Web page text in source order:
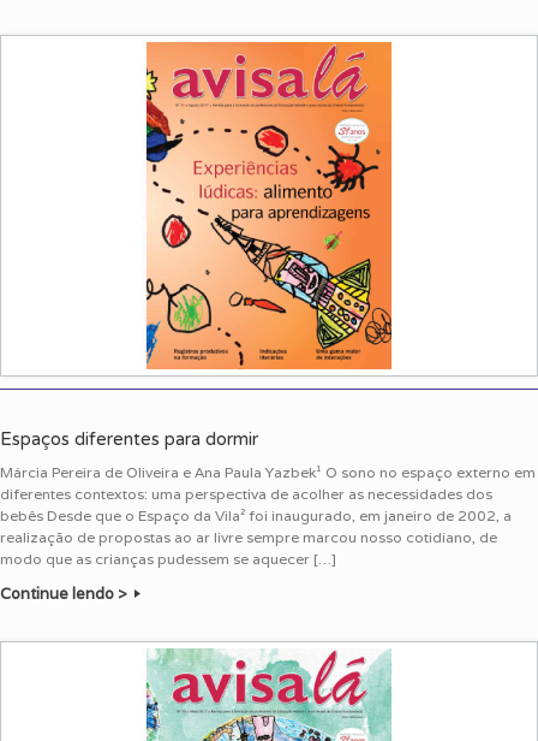
Espaços diferentes para dormir
Márcia Pereira de Oliveira e Ana Paula Yazbek¹ O sono no espaço externo em
diferentes contextos: uma perspectiva de acolher as necessidades dos
bebês Desde que o Espaço da Vila² foi inaugurado, em janeiro de 2002, a
realização de propostas ao ar livre sempre marcou nosso cotidiano, de
modo que as crianças pudessem se aquecer […]
Continue lendo >